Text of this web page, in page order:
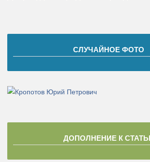
СЛУЧАЙНОЕ ФОТО
ДОПОЛНЕНИЕ К